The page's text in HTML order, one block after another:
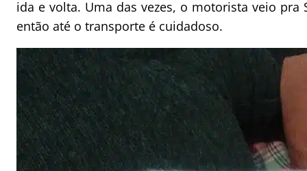
ida e volta. Uma das vezes, o motorista veio pra
então até o transporte é cuidadoso.